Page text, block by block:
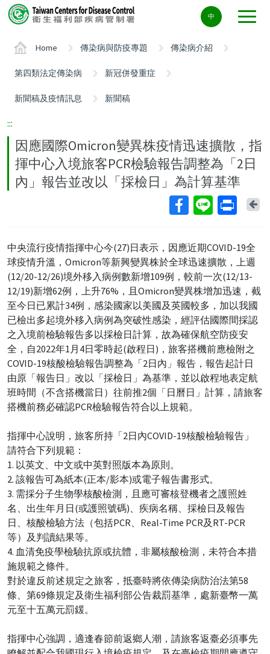
Center
block
中
Home 傳染病與防疫專題 傳染病介紹
第四類法定傳染病 新冠併發重症
新聞稿及疫情訊息 新聞稿
:::
因應國際Omicron變異株疫情迅速擴散，指
揮中心入境旅客PCR檢驗報告調整為「2日
內」報告並改以「採檢日」為計算基準
中央流行疫情指揮中心今(27)日表示，因應近期COVID-19全
球疫情升溫，Omicron等新興變異株於全球迅速擴散，上週
(12/20-12/26)境外移入病例數新增109例，較前一次(12/13-
12/19)新增62例，上升76%，且Omicron變異株增加迅速，截
至今日已累計34例，感染國家以美國及英國較多，加以我國
已檢出多起境外移入病例為突破性感染，經評估國際間採認
之入境前檢驗報告多以採檢日計算，故為確保航空防疫安
全，自2022年1月4日零時起(啟程日)，旅客搭機前應檢附之
COVID-19核酸檢驗報告調整為「2日內」報告，報告起計日
由原「報告日」改以「採檢日」為基準，並以啟程地表定航
班時間（不含搭機當日）往前推2個「日曆日」計算，請旅客
搭機前務必確認PCR檢驗報告符合以上規範。
指揮中心說明，旅客所持「2日內COVID-19核酸檢驗報告」
請符合下列規範：
1. 以英文、中文或中英對照版本為原則。
2. 該報告可為紙本(正本/影本)或電子報告書形式。
3. 需採分子生物學核酸檢測，且應可審核登機者之護照姓
名、出生年月日(或護照號碼)、疾病名稱、採檢日及報告
日、核酸檢驗方法（包括PCR、Real-Time PCR及RT-PCR
等）及判讀結果等。
4. 血清免疫學檢驗抗原或抗體，非屬核酸檢測，未符合本措
施規範之條件。
對於違反前述規定之旅客，抵臺時將依傳染病防治法第58
條、第69條規定及衛生福利部公告裁罰基準，處新臺幣一萬
元至十五萬元罰鍰。
指揮中心強調，適逢春節前返鄉人潮，請旅客返臺必須事先